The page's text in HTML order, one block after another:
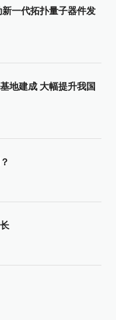
一代拓扑量子器件发
地建成 大幅提升我国